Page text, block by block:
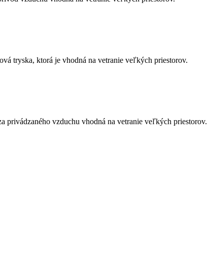
tryska, ktorá je vhodná na vetranie veľkých priestorov.
privádzaného vzduchu vhodná na vetranie veľkých priestorov.